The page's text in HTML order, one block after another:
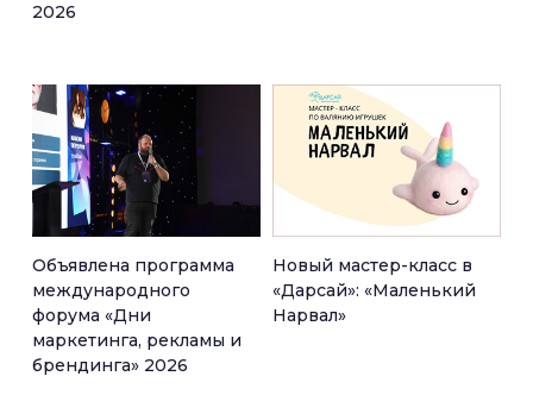
2026
Объявлена программа
международного
форума «Дни
маркетинга, рекламы и
брендинга» 2026
Новый мастер-класс в
«Дарсай»: «Маленький
Нарвал»